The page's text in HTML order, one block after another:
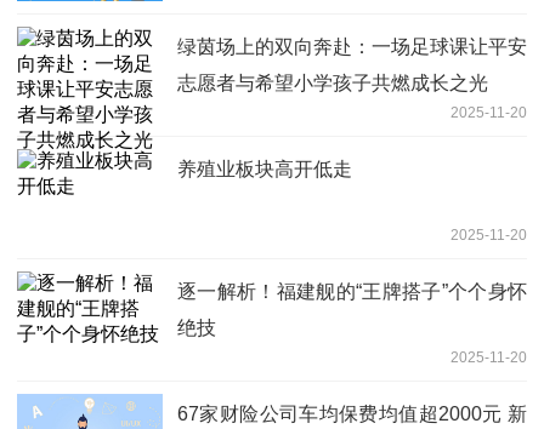
绿茵场上的双向奔赴：一场足球课让平安
志愿者与希望小学孩子共燃成长之光
2025-11-20
养殖业板块高开低走
2025-11-20
逐一解析！福建舰的“王牌搭子”个个身怀
绝技
2025-11-20
67家财险公司车均保费均值超2000元 新